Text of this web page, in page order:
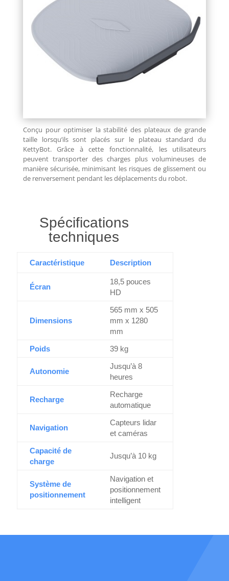
Conçu pour optimiser la stabilité des plateaux de grande
taille lorsqu’ils sont placés sur le plateau standard du
KettyBot. Grâce à cette fonctionnalité, les utilisateurs
peuvent transporter des charges plus volumineuses de
manière sécurisée, minimisant les risques de glissement ou
de renversement pendant les déplacements du robot.
Spécifications
techniques
Caractéristique Description
Écran
18,5 pouces
HD
Dimensions
565 mm x 505
mm x 1280
mm
Poids
39 kg
Autonomie
Jusqu’à 8
heures
Recharge
Recharge
automatique
Navigation
Capteurs lidar
et caméras
Capacité de
charge
Jusqu’à 10 kg
Système de
positionnement
Navigation et
positionnement
intelligent